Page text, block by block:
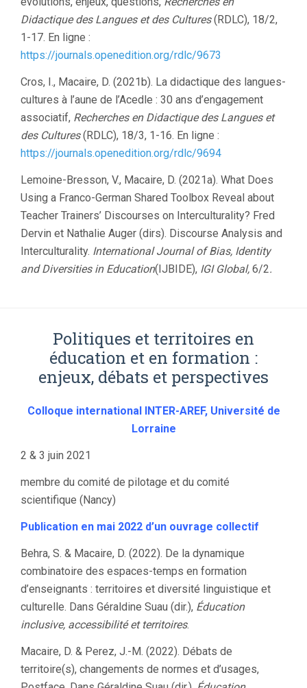
Didactique des Langues et des Cultures(RDLC), 18/2,
1-17. En ligne :
https://journals.openedition.org/rdlc/9673
Cros, I., Macaire, D. (2021b). La didactique des langues-
cultures à l’aune de l’Acedle : 30 ans d’engagement
associatif, Recherches en Didactique des Langues et
des Cultures(RDLC), 18/3, 1-16. En ligne :
https://journals.openedition.org/rdlc/9694
Lemoine-Bresson, V., Macaire, D. (2021a). What Does
Using a Franco-German Shared Toolbox Reveal about
Teacher Trainers’ Discourses on Interculturality? Fred
Dervin et Nathalie Auger (dirs). Discourse Analysis and
Interculturality. International Journal of Bias, Identity
and Diversities in Education(IJBIDE), IGI Global, 6/2.
Politiques et territoires en
éducation et en formation :
enjeux, débats et perspectives
Colloque international INTER-AREF, Université de
Lorraine
2 & 3 juin 2021
membre du comité de pilotage et du comité
scientifique (Nancy)
Publication en mai 2022 d’un ouvrage collectif
Behra, S. & Macaire, D. (2022). De la dynamique
combinatoire des espaces-temps en formation
d’enseignants : territoires et diversité linguistique et
culturelle. Dans Géraldine Suau (dir.), Éducation
inclusive, accessibilité et territoires.
Macaire, D. & Perez, J.-M. (2022). Débats de
territoire(s), changements de normes et d’usages,